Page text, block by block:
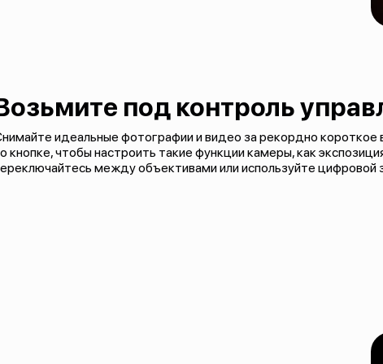
под контроль
идеальные фотографии и видео за рекордно
кнопке, чтобы настроить такие функции камеры, как
между объективами или используйте цифровой